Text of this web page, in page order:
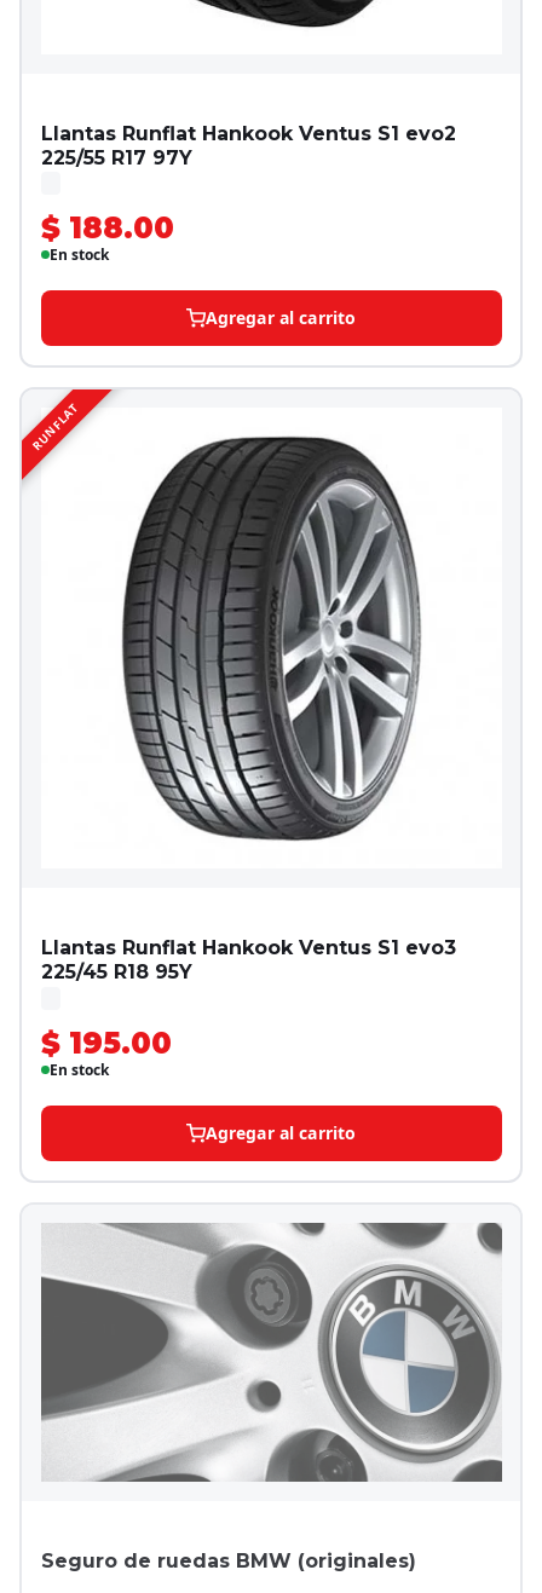
Llantas Runflat Hankook Ventus S1 evo2
225/55 R17 97Y
$ 188.00
En stock
Agregar al carrito
RUNFLAT
Llantas Runflat Hankook Ventus S1 evo3
225/45 R18 95Y
$ 195.00
En stock
Agregar al carrito
Seguro de ruedas BMW (originales)